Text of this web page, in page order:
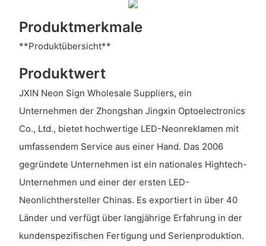
Produktmerkmale
**Produktübersicht**
Produktwert
JXIN Neon Sign Wholesale Suppliers, ein
Unternehmen der Zhongshan Jingxin Optoelectronics
Co., Ltd., bietet hochwertige LED-Neonreklamen mit
umfassendem Service aus einer Hand. Das 2006
gegründete Unternehmen ist ein nationales Hightech-
Unternehmen und einer der ersten LED-
Neonlichthersteller Chinas. Es exportiert in über 40
Länder und verfügt über langjährige Erfahrung in der
kundenspezifischen Fertigung und Serienproduktion.